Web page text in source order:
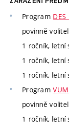
Program
povinně
1 ročník, letní
1 ročník, letní
1 ročník, letní
Program
povinně
1 ročník, letní